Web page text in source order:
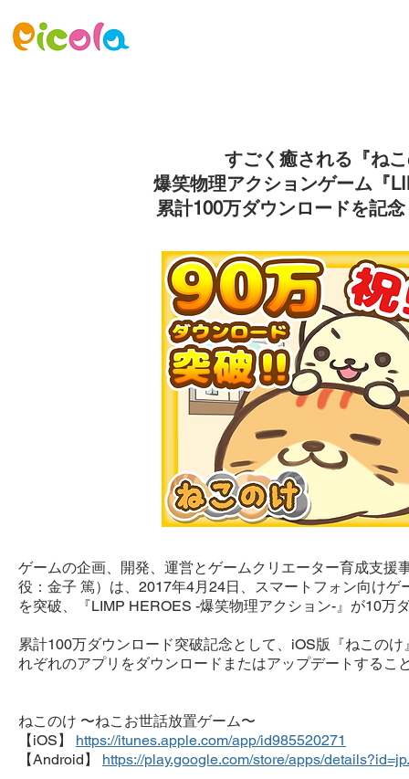
すごく癒される『ね
爆笑物理アクションゲーム『
累計100万ダウンロードを記
ゲームの企画、開発、運営とゲームクリエーター育成支
役：金子 篤）は、2017年4月24日、スマートフォン向け
を突破、『LIMP HEROES -爆笑物理アクション-』が10万
累計100万ダウンロード突破記念として、iOS版『ねこの
れぞれのアプリをダウンロードまたはアップデートするこ
ねこのけ 〜ねこお世話放置ゲーム〜
【iOS】 https://itunes.apple.com/app/id985520271
【Android】 https://play.google.com/store/apps/